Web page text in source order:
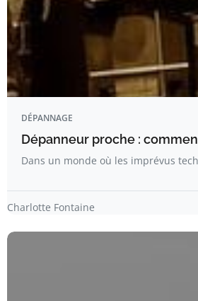
DÉPANNAGE
Dépanneur proche :
Dans un monde où les imprévus
Charlotte Fontaine